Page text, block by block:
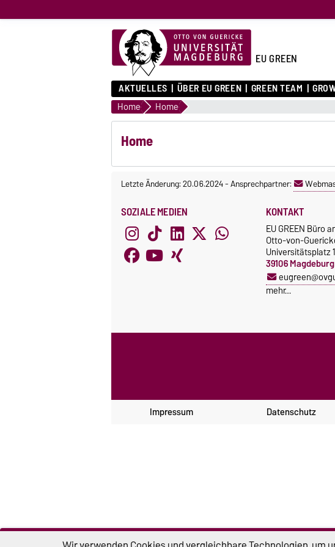
EU GREEN
AKTUELLES ÜBER EU GREEN GREEN TEAM
Home Home
Home
Letzte Änderung: 20.06.2024-Ansprechpartner:
SOZIALE MEDIEN KONTAKT
EU GREEN Büro
Otto-von-
Universitätsplatz
39106 Magdeburg
mehr…
Impressum Datenschutz